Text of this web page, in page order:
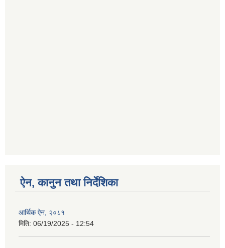
ऐन, कानुन तथा निर्देशिका
आर्थिक ऐन, २०८१
मिति: 06/19/2025 - 12:54